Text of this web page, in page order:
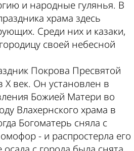
и народные гулянья. В
храма здесь
Среди них и казаки,
своей небесной
Покрова Пресвятой
Х век. Он установлен в
Божией Матери во
Влахернского храма в
Богоматерь сняла с
- и распростерла его